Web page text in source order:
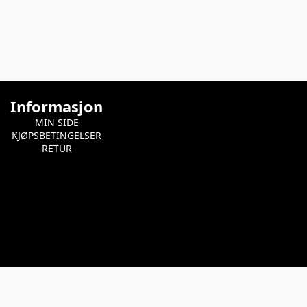
Informasjon
MIN SIDE
KJØPSBETINGELSER
RETUR